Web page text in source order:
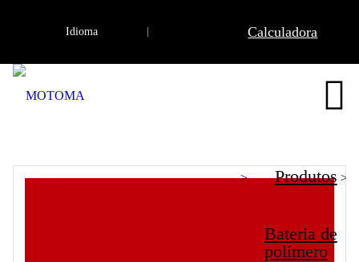
Idioma Calculadora

> Produtos >
Bateria de
polímero